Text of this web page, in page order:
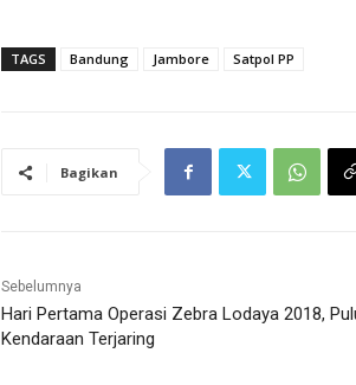
TAGS Bandung Jambore Satpol PP
Bagikan
Sebelumnya
Hari Pertama Operasi Zebra Lodaya 2018,
Kendaraan Terjaring